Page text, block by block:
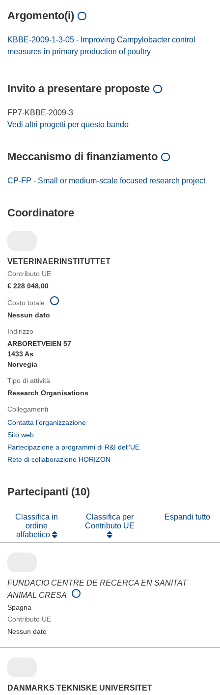
Argomento(i)
KBBE-2009-1-3-05 - Improving Campylobacter control
measures in primary production of poultry
Invito a presentare proposte
FP7-KBBE-2009-3
Vedi altri progetti per questo bando
Meccanismo di finanziamento
CP-FP - Small or medium-scale focused research project
Coordinatore
VETERINAERINSTITUTTET
Contributo UE
€ 228 048,00
Indirizzo
ARBORETVEIEN 57
1433 As
Norvegia
Tipo di attività
Research Organisations
Collegamenti
Contatta l’organizzazione
nuova
Sito web
apre
finestra)
Partecipazione a programmi di R&I dell'UE
Rete di collaborazione HORIZON
Costo totale
Nessun dato
Partecipanti (10)
Classifica in
ordine
alfabetico
Classifica per
Contributo UE
Espandi tutto
FUNDACIO CENTRE DE RECERCA EN SANITAT
ANIMAL CRESA
Spagna
Contributo UE
Nessun dato
DANMARKS TEKNISKE UNIVERSITET